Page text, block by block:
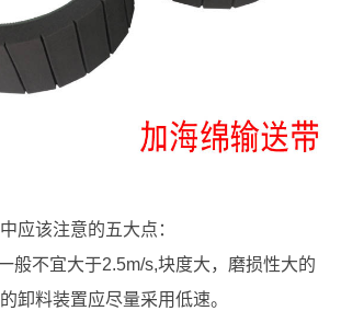
应该注意的五大点：
般不宜大于2.5m/s,块度大，磨损性大的
卸料装置应尽量采用低速。